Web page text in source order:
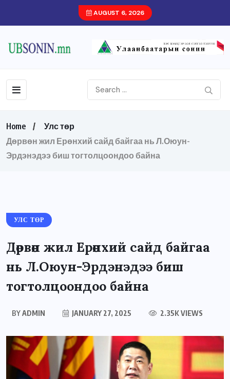
AUGUST 6, 2026
Home
Улс төр
Дөрвөн жил Ерөнхий сайд байгаа нь Л.Оюун-
Эрдэнэдээ биш тогтолцоондоо байна
УЛС ТӨР
Дөрвөн жил Ерөнхий сайд байгаа
нь Л.Оюун-Эрдэнэдээ биш
тогтолцоондоо байна
BYADMIN JANUARY 27, 2025 2.35K VIEWS